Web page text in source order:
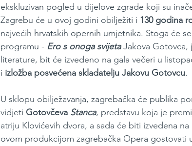
ekskluzivan pogled u dijelove zgrade koji su
Zagrebu će u ovoj godini obilježiti i 130 godina
najvećih hrvatskih opernih umjetnika. Stoga će
programu - Ero s onoga svijeta Jakova Gotovca,
literature, bit će izvedeno na gala večeri u
i izložba posvećena skladatelju Jakovu Gotovcu.
U sklopu obilježavanja, zagrebačka će publika
vidjeti Gotovčeva Stanca, predstavu koja je
atriju Klovićevih dvora, a sada će biti izvedena
ovom produkcijom zagrebačka Opera gostovati